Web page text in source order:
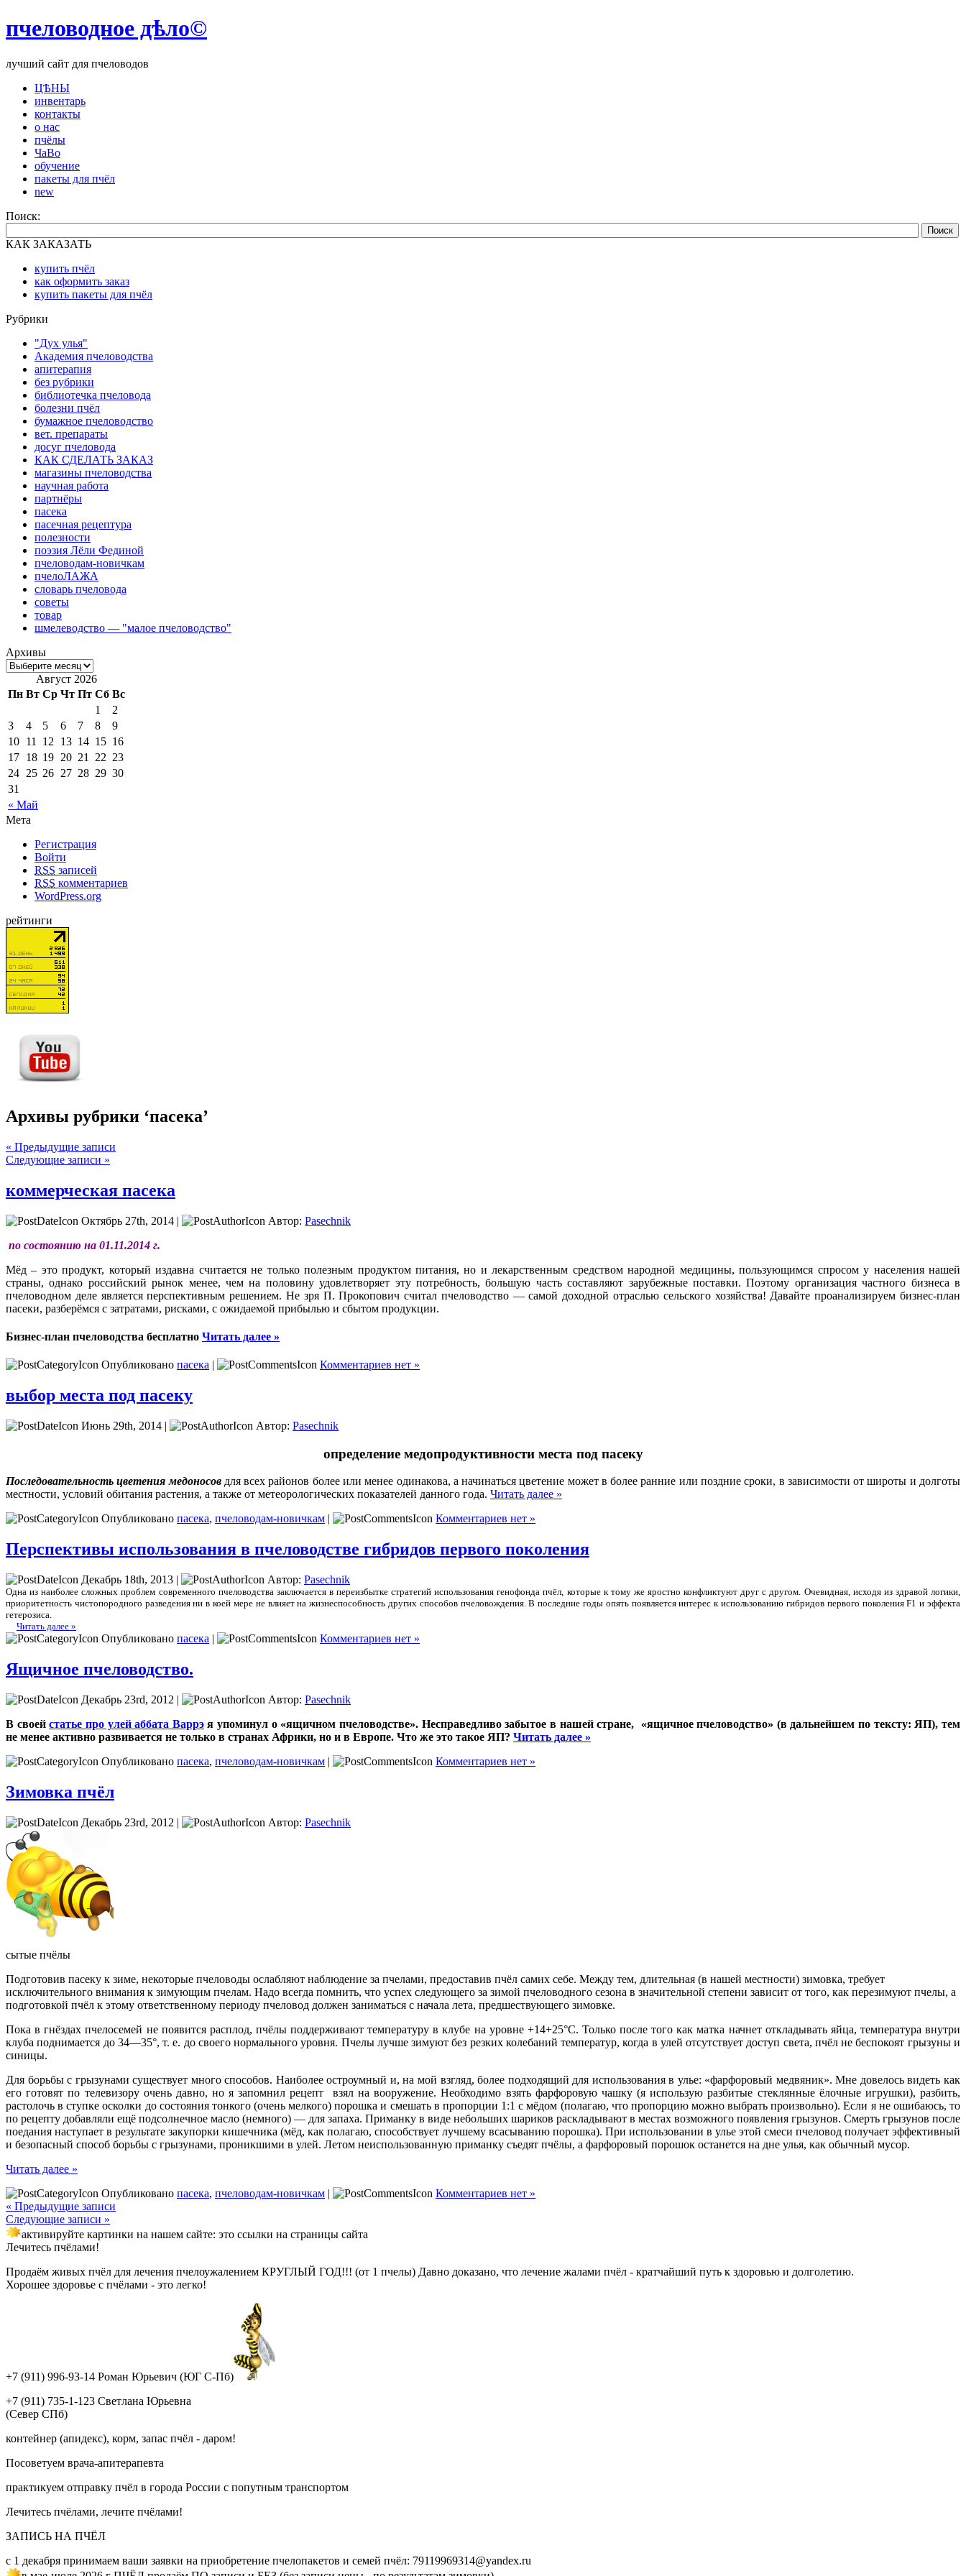
пчеловодное дѣло©
лучший сайт для пчеловодов
ЦѢНЫ
инвентарь
контакты
о нас
пчёлы
ЧаВо
обучение
пакеты для пчёл
new
Поиск:
Поиск
КАК ЗАКАЗАТЬ
купить пчёл
как оформить заказ
купить пакеты для пчёл
Рубрики
"Дух улья"
Академия пчеловодства
апитерапия
без рубрики
библиотечка пчеловода
болезни пчёл
бумажное пчеловодство
вет. препараты
досуг пчеловода
КАК СДЕЛАТЬ ЗАКАЗ
магазины пчеловодства
научная работа
партнёры
пасека
пасечная рецептура
полезности
поэзия Лёли Фединой
пчеловодам-новичкам
пчелоЛАЖА
словарь пчеловода
советы
товар
шмелеводство — "малое пчеловодство"
Архивы
Август 2026
Пн Вт Ср Чт Пт Сб Вс
« Май
1
2
3
4 5 6 7 8
9
10 11 12 13 14 15 16
17 18 19 20 21 22 23
24 25 26 27 28 29 30
31
Мета
Регистрация
Войти
RSS записей
RSS комментариев
WordPress.org
рейтинги
Архивы рубрики ‘пасека’
« Предыдущие записи
Следующие записи »
коммерческая пасека
Октябрь 27th, 2014 | Автор: Pasechnik
по состоянию на 01.11.2014 г.
Мёд – это продукт, который издавна считается не только полезным продуктом питания, но и лекарственным средством народной медицины, пользующимся спросом у населения нашей
страны, однако российский рынок менее, чем на половину удовлетворяет эту потребность, большую часть составляют зарубежные поставки. Поэтому организация частного бизнеса в
пчеловодном деле является перспективным решением. Не зря П. Прокопович считал пчеловодство — самой доходной отраслью сельского хозяйства! Давайте проанализируем бизнес-план
пасеки, разберёмся с затратами, рисками, с ожидаемой прибылью и сбытом продукции.
Бизнес-план пчеловодства бесплатно Читать далее »
Опубликовано пасека | Комментариев нет »
выбор места под пасеку
Июнь 29th, 2014 | Автор: Pasechnik
определение медопродуктивности места под пасеку
Последовательность цветения медоносовдля всех районов более или менее одинакова, а начинаться цветение может в более ранние или поздние сроки, в зависимости от широты и долготы
местности, условий обитания растения, а также от метеорологических показателей данного года. Читать далее »
Опубликовано пасека, пчеловодам-новичкам | Комментариев нет »
Перспективы использования в пчеловодстве гибридов первого поколения
Декабрь 18th, 2013 | Автор: Pasechnik
Одна из наиболее сложных проблем современного пчеловодства заключается в переизбытке стратегий использования генофонда пчёл, которые к тому же яростно конфликтуют друг с другом. Очевидная, исходя из здравой логики,
приоритетность чистопородного разведения ни в коей мере не влияет на жизнеспособность других способов пчеловождения. В последние годы опять появляется интерес к использованию гибридов первого поколения F1 и эффекта
гетерозиса.
Читать далее »
Опубликовано пасека | Комментариев нет »
Ящичное пчеловодство.
Декабрь 23rd, 2012 | Автор: Pasechnik
В своейстатье про улей аббата Варрэя упоминул о «ящичном пчеловодстве». Несправедливо забытое в нашей стране, «ящичное пчеловодство» (в дальнейшем по тексту: ЯП), тем
не менее активно развивается не только в странах Африки, но и в Европе. Что же это такое ЯП? Читать далее »
Опубликовано пасека, пчеловодам-новичкам | Комментариев нет »
Зимовка пчёл
Декабрь 23rd, 2012 | Автор: Pasechnik
сытые пчёлы
Подготовив пасеку к зиме, некоторые пчеловоды ослабляют наблюдение за пчелами, предоставив пчёл самих себе. Между тем, длительная (в нашей местности) зимовка, требует
исключительного внимания к зимующим пчелам. Надо всегда помнить, что успех следующего за зимой пчеловодного сезона в значительной степени зависит от того, как перезимуют пчелы, а
подготовкой пчёл к этому ответственному периоду пчеловод должен заниматься с начала лета, предшествующего зимовке.
Пока в гнёздах пчелосемей не появится расплод, пчёлы поддерживают температуру в клубе на уровне +14+25°С. Только после того как матка начнет откладывать яйца, температура внутри
клуба поднимается до 34—35°, т. е. до своего нормального уровня. Пчелы лучше зимуют без резких колебаний температур, когда в улей отсутствует доступ света, пчёл не беспокоят грызуны и
синицы.
Для борьбы с грызунами существует много способов. Наиболее остроумный и, на мой взгляд, более подходящий для использования в улье: «фарфоровый медвяник». Мне довелось видеть как
его готовят по телевизору очень давно, но я запомнил рецепт взял на вооружение. Необходимо взять фарфоровую чашку (я использую разбитые стеклянные ёлочные игрушки), разбить,
растолочь в ступке осколки до состояния тонкого (очень мелкого) порошка и смешать в пропорции 1:1 с мёдом (полагаю, что пропорцию можно выбрать произвольно). Если я не ошибаюсь, то
по рецепту добавляли ещё подсолнечное масло (немного) — для запаха. Приманку в виде небольших шариков раскладывают в местах возможного появления грызунов. Смерть грызунов после
поедания наступает в результате закупорки кишечника (мёд, как полагаю, способствует лучшему всасыванию порошка). При использовании в улье этой смеси пчеловод получает эффективный
и безопасный способ борьбы с грызунами, проникшими в улей. Летом неиспользованную приманку съедят пчёлы, а фарфоровый порошок останется на дне улья, как обычный мусор.
Читать далее »
Опубликовано пасека, пчеловодам-новичкам |
Комментариев нет »
« Предыдущие записи
Следующие записи »
активируйте картинки на нашем сайте: это ссылки на страницы сайта
Лечитесь пчёлами!
Продаём живых пчёл для лечения пчелоужалением КРУГЛЫЙ ГОД!!! (от 1 пчелы) Давно доказано, что лечение жалами пчёл - кратчайший путь к здоровью и долголетию.
Хорошее здоровье с пчёлами - это легко!
+7 (911) 996-93-14 Роман Юрьевич (ЮГ С-Пб)
+7 (911) 735-1-123 Светлана Юрьевна
(Север СПб)
контейнер (апидекс), корм, запас пчёл - даром!
Посоветуем врача-апитерапевта
практикуем отправку пчёл в города России с попутным транспортом
Лечитесь пчёлами, лечите пчёлами!
ЗАПИСЬ НА ПЧЁЛ
с 1 декабря принимаем ваши заявки на приобретение пчелопакетов и семей пчёл: 79119969314@yandex.ru